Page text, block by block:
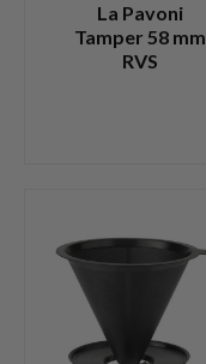
La Pavoni
Tamper 58 mm
RVS